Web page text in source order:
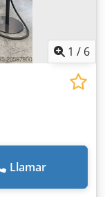
1 / 6
Llamar